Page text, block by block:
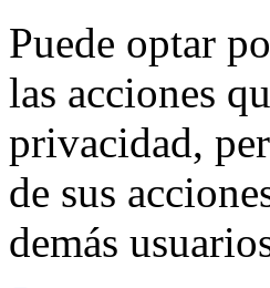
Puede optar
las acciones
privacidad,
de sus
demás